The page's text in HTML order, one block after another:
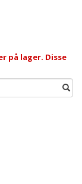
på lager. Disse